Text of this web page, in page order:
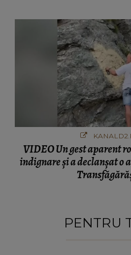
VIDEO Un gest aparent
indignare și a declanșat o
PENTRU